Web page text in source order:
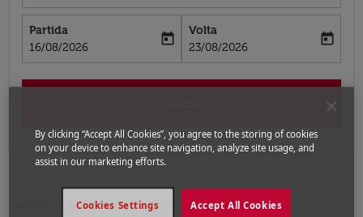
Partida
fc-booking-departure-date-aria-label
16/08/2026
today
Volta
fc-booking-return-date-aria-label
23/08/2026
today
Página inicial Voos
Voos para a Argentina
By clicking “Accept All Cookies”, you agree to the storing of cookies
on your device to enhance site navigation, analyze site usage, and
assist in our marketing efforts.
Accept All Cookies
Cookies Settings